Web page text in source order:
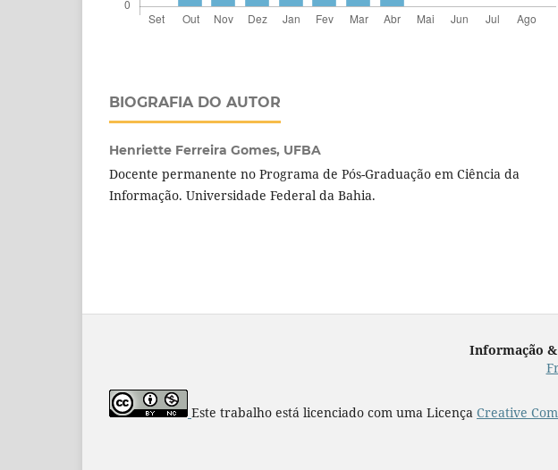
BIOGRAFIA DO AUTOR
Henriette Ferreira Gomes, UFBA
Docente permanente no Programa de Pós-Graduação em Ciência da
Informação. Universidade Federal da Bahia.
Informação &
Este trabalho está licenciado com uma Licença Creative